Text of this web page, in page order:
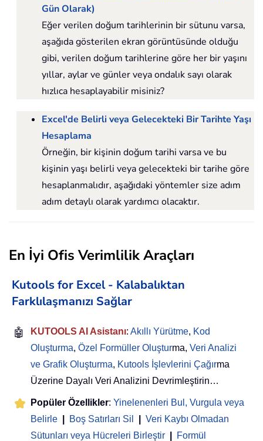
Gün Olarak)
Eğer verilen doğum tarihlerinin bir sütunu varsa,
aşağıda gösterilen ekran görüntüsünde olduğu
gibi, verilen doğum tarihlerine göre her bir yaşını
yıllar, aylar ve günler veya ondalık sayı olarak
hızlıca hesaplayabilir misiniz?
Excel'de Belirli veya Gelecekteki Bir Tarihte Yaşı
Hesaplama
Örneğin, bir kişinin doğum tarihi varsa ve bu
kişinin yaşı belirli veya gelecekteki bir tarihe göre
hesaplanmalıdır, aşağıdaki yöntemler size adım
adım detaylı olarak yardımcı olacaktır.
En İyi Ofis Verimlilik Araçları
Kutools for Excel - Kalabalıktan
Farklılaşmanızı Sağlar
🤖 KUTOOLS AI Asistanı: Akıllı Yürütme, Kod
Oluşturma, Özel Formüller Oluşturma, Veri Analizi
ve Grafik Oluşturma, Kutools İşlevlerini Çağırma
Üzerine Dayalı Veri Analizini Devrimleştirin…
Popüler Özellikler: Yinelenenleri Bul, Vurgula veya
Belirle
Boş Satırları Sil
Veri Kaybı Olmadan
Sütunları veya Hücreleri Birleştir
Formül